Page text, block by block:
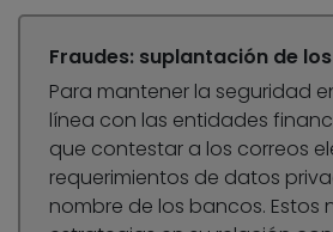
Fraudes: suplantación de
Para mantener la seguridad
línea con las entidades
que contestar a los correos
requerimientos de datos
nombre de los bancos. Estos